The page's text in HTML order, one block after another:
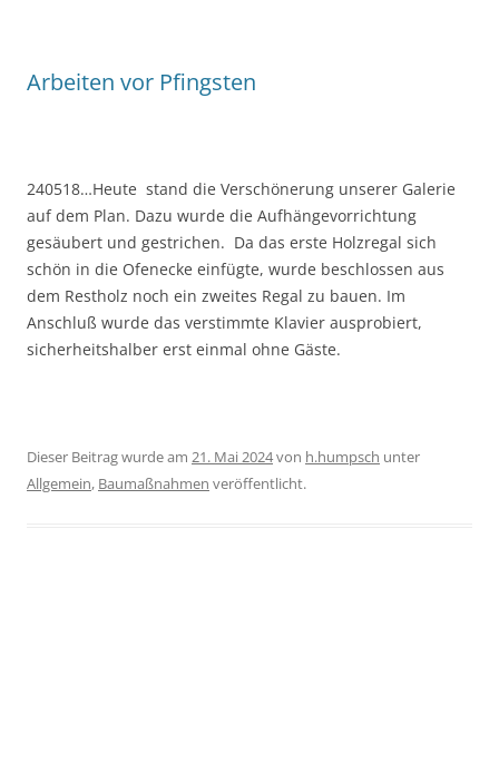
Arbeiten vor Pfingsten
240518…Heute stand die Verschönerung unserer Galerie
auf dem Plan. Dazu wurde die Aufhängevorrichtung
gesäubert und gestrichen. Da das erste Holzregal sich
schön in die Ofenecke einfügte, wurde beschlossen aus
dem Restholz noch ein zweites Regal zu bauen. Im
Anschluß wurde das verstimmte Klavier ausprobiert,
sicherheitshalber erst einmal ohne Gäste.
Dieser Beitrag wurde am 21. Mai 2024von h.humpsch unter
Allgemein, Baumaßnahmen veröffentlicht.